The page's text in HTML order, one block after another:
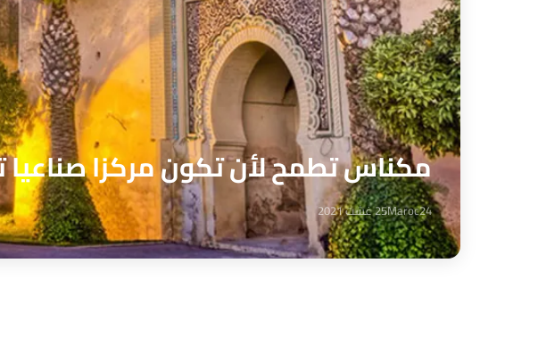
مكناس تطمح لأن تكون مركزا صناعيا
Maroc2425 غشت 2021